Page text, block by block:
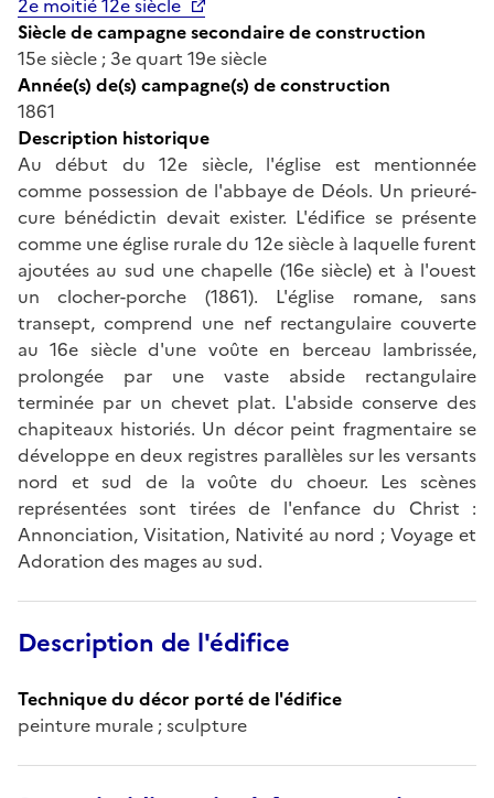
Siècle de campagne secondaire de construction
15e siècle ; 3e quart 19e siècle
Année(s) de(s) campagne(s) de construction
1861
Description historique
Au début du 12e siècle, l'église est mentionnée
comme possession de l'abbaye de Déols. Un prieuré-
cure bénédictin devait exister. L'édifice se présente
comme une église rurale du 12e siècle à laquelle furent
ajoutées au sud une chapelle (16e siècle) et à l'ouest
un clocher-porche (1861). L'église romane, sans
transept, comprend une nef rectangulaire couverte
au 16e siècle d'une voûte en berceau lambrissée,
prolongée par une vaste abside rectangulaire
terminée par un chevet plat. L'abside conserve des
chapiteaux historiés. Un décor peint fragmentaire se
développe en deux registres parallèles sur les versants
nord et sud de la voûte du choeur. Les scènes
représentées sont tirées de l'enfance du Christ :
Annonciation, Visitation, Nativité au nord ; Voyage et
Adoration des mages au sud.
Description de l'édifice
Technique du décor porté de l'édifice
peinture murale ; sculpture